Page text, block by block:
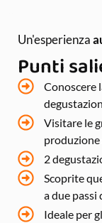
Un'esperienza
Punti
Conoscere
Visitare le
2
Scoprite
a due passi
Ideale per